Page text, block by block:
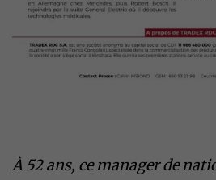
​À 52 ans, ce manager de